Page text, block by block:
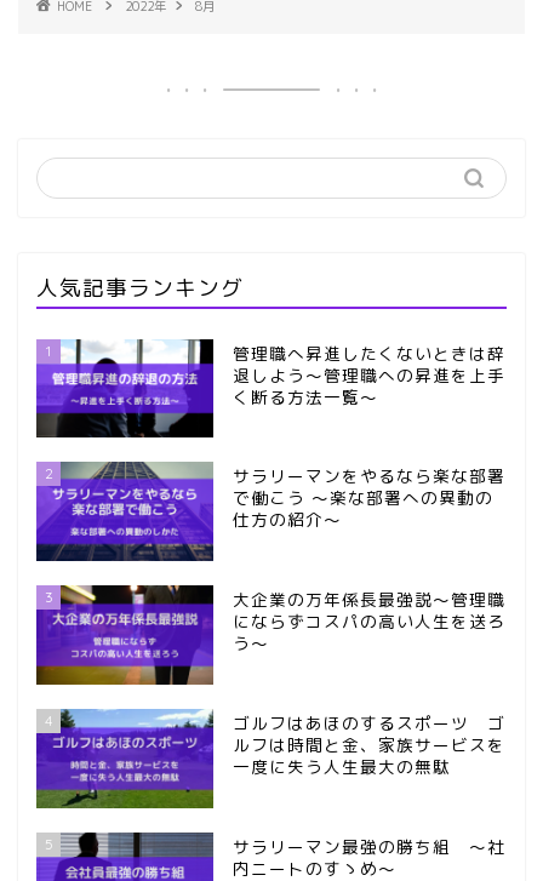
HOME 2022年 8月
人気記事ランキング
1
管理職へ昇進したくないときは辞
退しよう～管理職への昇進を上手
く断る方法一覧～
2
サラリーマンをやるなら楽な部署
で働こう ～楽な部署への異動の
仕方の紹介～
3
大企業の万年係長最強説～管理職
にならずコスパの高い人生を送ろ
う～
4
ゴルフはあほのするスポーツ ゴ
ルフは時間と金、家族サービスを
一度に失う人生最大の無駄
5
サラリーマン最強の勝ち組 ～社
内ニートのすゝめ～